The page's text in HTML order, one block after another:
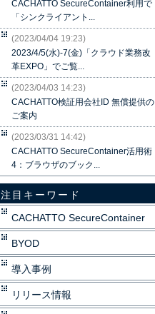
CACHATTO SecureContainer利用で
「シンクライアント...
(2023/04/04 19:23)
2023/4/5(水)-7(金)「クラウド業務改
革EXPO」でご覧...
(2023/04/03 14:23)
CACHATTO検証用会社ID 無償提供の
ご案内
(2023/03/31 14:42)
CACHATTO SecureContainer活用術
4：ブラウザのブック...
注目キーワード
CACHATTO SecureContainer
BYOD
導入事例
リリース情報